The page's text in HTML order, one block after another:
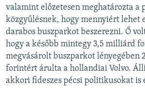
valamint előzetesen meghatározta a
közgyűlésnek, hogy mennyiért lehet
darabos buszparkot beszerezni. Ő
hogy a később mintegy 3,5 milliárd
megvásárolt buszparkot lényegében
forintért árulta a hollandiai Volvo.
akkori fideszes pécsi politikusokat is